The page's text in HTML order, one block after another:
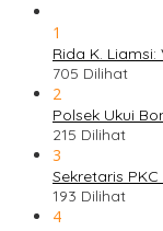
1
Rida K.
705 Dilihat
2
Polsek Ukui
215 Dilihat
3
Sekretaris
193 Dilihat
4